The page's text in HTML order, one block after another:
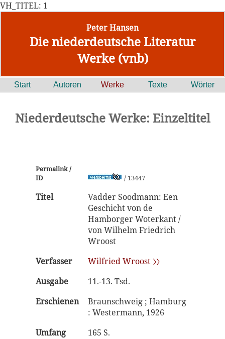
VH_TITEL: 1
Peter Hansen
Die niederdeutsche Literatur
Werke (vnb)
Start Autoren Werke Texte Wörter
Niederdeutsche Werke: Einzeltitel
Permalink /
ID
/ 13447
Titel
Vadder Soodmann: Een
Geschicht von de
Hamborger Woterkant /
von Wilhelm Friedrich
Wroost
Verfasser
Wilfried Wroost 〉〉
Ausgabe
11.-13. Tsd.
Erschienen
Braunschweig ; Hamburg
: Westermann, 1926
Umfang
165 S.